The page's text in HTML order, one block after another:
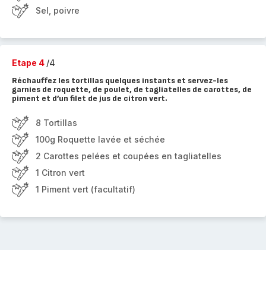
Sel, poivre
Etape 4 /4
Réchauffez les tortillas quelques instants et servez-les
garnies de roquette, de poulet, de tagliatelles de carottes, de
piment et d’un filet de jus de citron vert.
8 Tortillas
100g Roquette lavée et séchée
2 Carottes pelées et coupées en tagliatelles
1 Citron vert
1 Piment vert (facultatif)